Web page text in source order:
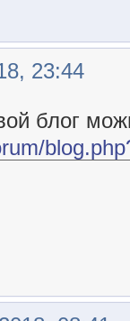
23:44
блог